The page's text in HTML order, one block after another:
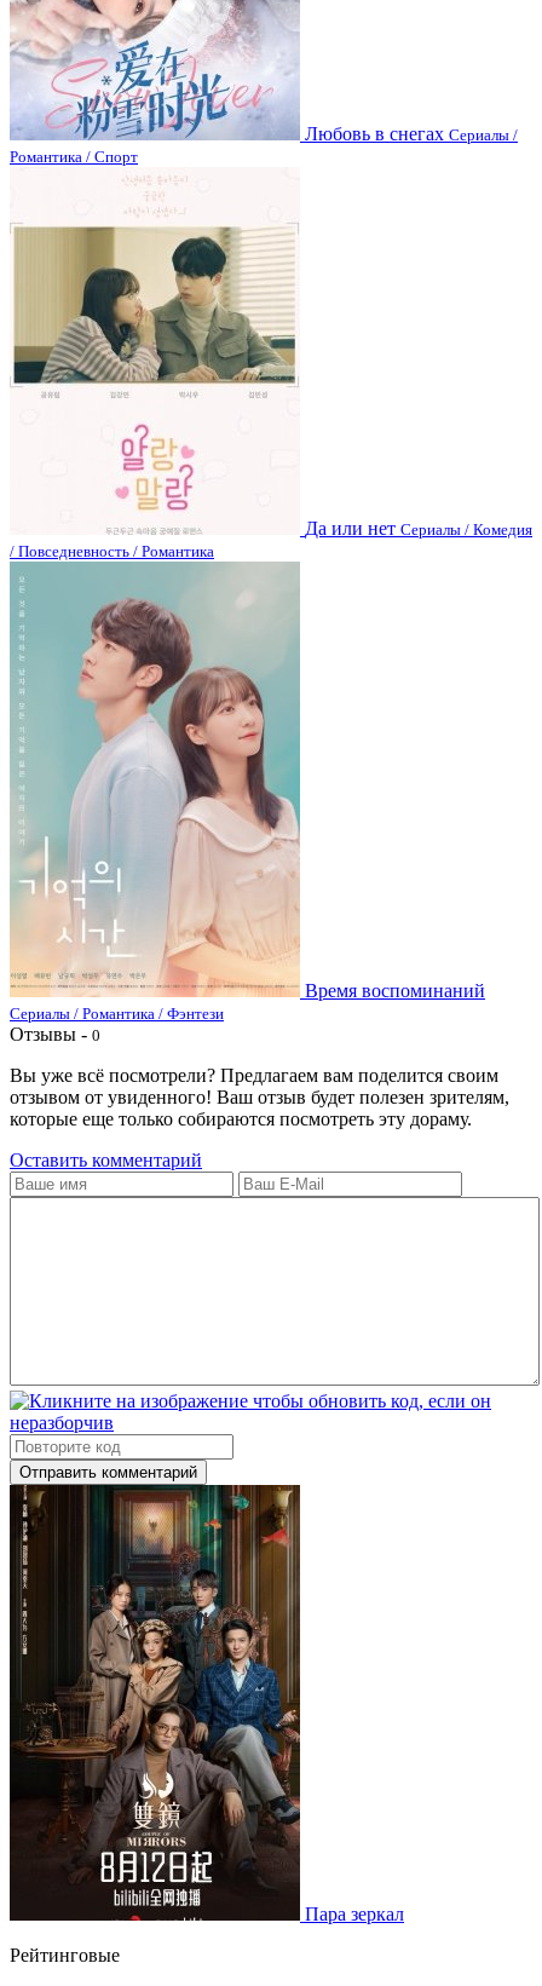
Любовь в снегах Сериалы /
Романтика / Спорт
Да или нет Сериалы / Комедия
/ Повседневность / Романтика
Время воспоминаний
Сериалы / Романтика / Фэнтези
Отзывы - 0
Вы уже всё посмотрели? Предлагаем вам поделится своим
отзывом от увиденного! Ваш отзыв будет полезен зрителям,
которые еще только собираются посмотреть эту дораму.
Оставить комментарий
Отправить комментарий
Пара зеркал
Рейтинговые